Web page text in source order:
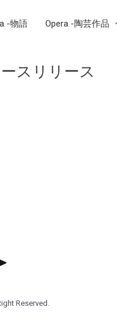
-物語 Opera -陶芸作品
スリリース
Reserved.